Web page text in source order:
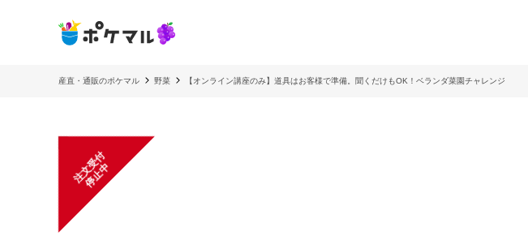
産直・通販のポケマル 野菜 【オンライン講座のみ】道具はお客様で準備。聞くだけもOK！ベランダ菜園チャレンジ
注
文
受
付
停
止
中